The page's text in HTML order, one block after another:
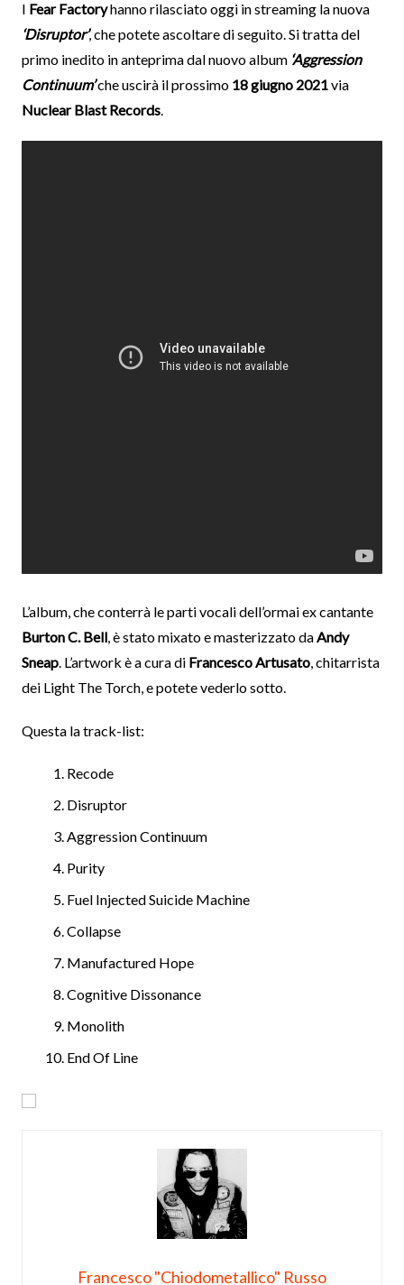
I Fear Factoryhanno rilasciato oggi in streaming la nuova
‘Disruptor’, che potete ascoltare di seguito. Si tratta del
primo inedito in anteprima dal nuovo album ‘Aggression
Continuum’che uscirà il prossimo 18 giugno 2021 via
Nuclear Blast Records.
L’album, che conterrà le parti vocali dell’ormai ex cantante
Burton C. Bell, è stato mixato e masterizzato da Andy
Sneap. L’artwork è a cura di Francesco Artusato, chitarrista
dei Light The Torch, e potete vederlo sotto.
Questa la track-list:
Recode
Disruptor
Aggression Continuum
Purity
Fuel Injected Suicide Machine
Collapse
Manufactured Hope
Cognitive Dissonance
Monolith
End Of Line
Francesco "Chiodometallico" Russo